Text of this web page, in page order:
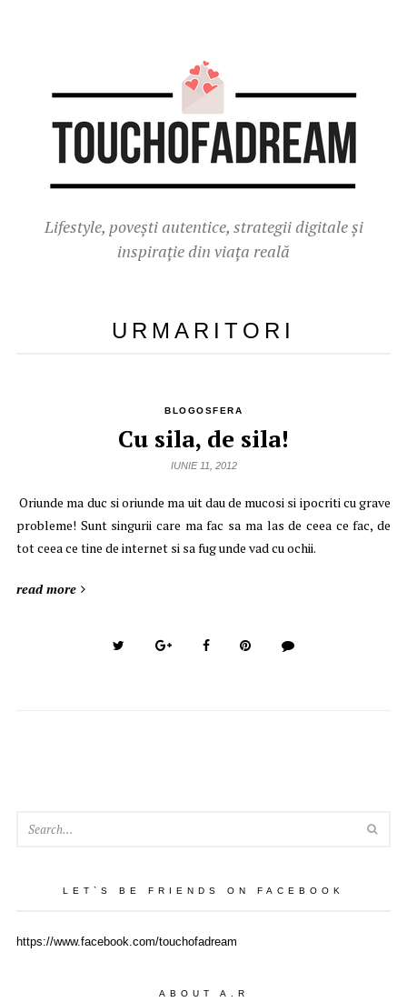
Lifestyle, povești autentice, strategii digitale și
inspirație din viața reală
URMARITORI
BLOGOSFERA
Cu sila, de sila!
IUNIE 11, 2012
Oriunde ma duc si oriunde ma uit dau de mucosi si ipocriti cu grave
probleme! Sunt singurii care ma fac sa ma las de ceea ce fac, de
tot ceea ce tine de internet si sa fug unde vad cu ochii.
read more
LET`S BE FRIENDS ON FACEBOOK
https://www.facebook.com/touchofadream
ABOUT A.R